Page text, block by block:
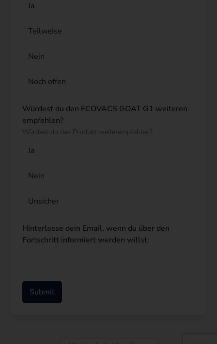
Ja
Teilweise
Nein
Noch offen
Würdest du den ECOVACS GOAT G1 weiteren
empfehlen?
Würdest du das Produkt weiterempfehlen?
Ja
Nein
Unsicher
Hinterlasse dein Email, wenn du über den
Fortschritt informiert werden willst:
Submit